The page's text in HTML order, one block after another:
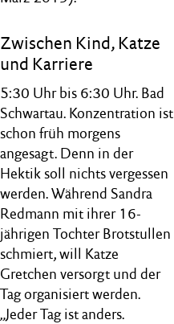
Zwischen Kind, Katze
und Karriere
5:30 Uhr bis 6:30 Uhr. Bad
Schwartau. Konzentration ist
schon früh morgens
angesagt. Denn in der
Hektik soll nichts vergessen
werden. Während Sandra
Redmann mit ihrer 16-
jährigen Tochter Brotstullen
schmiert, will Katze
Gretchen versorgt und der
Tag organisiert werden.
„Jeder Tag ist anders.